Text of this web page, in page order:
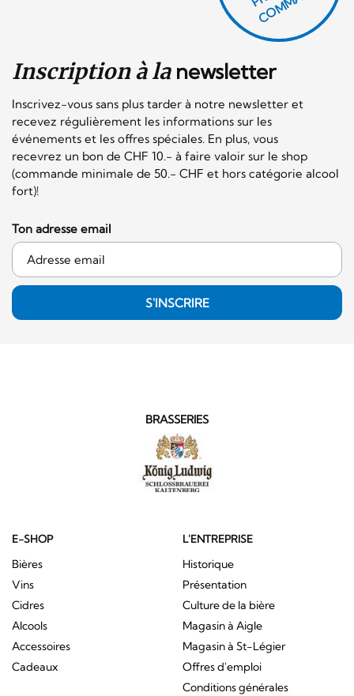
Inscription à lanewsletter
Inscrivez-vous sans plus tarder à notre newsletter et
recevez régulièrement les informations sur les
événements et les offres spéciales. En plus, vous
recevrez un bon de CHF 10.- à faire valoir sur le shop
(commande minimale de 50.- CHF et hors catégorie alcool
fort)!
Ton adresse email
S'INSCRIRE
BRASSERIES
E-SHOP
Bières
Vins
Cidres
Alcools
Accessoires
Cadeaux
L'ENTREPRISE
Historique
Présentation
Culture de la bière
Magasin à Aigle
Magasin à St-Légier
Offres d'emploi
Conditions générales